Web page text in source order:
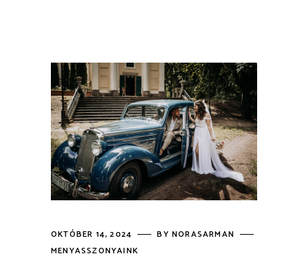
OKTÓBER 14, 2024 BYNORASARMAN
MENYASSZONYAINK